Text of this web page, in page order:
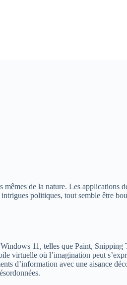
de la nature. Les applications
politiques, tout semble être
11, telles que Paint,
virtuelle où l’imagination peut
d’information avec une aisance